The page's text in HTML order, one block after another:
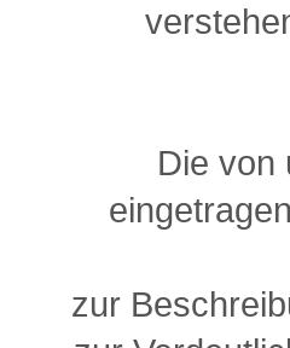
Die von
zur